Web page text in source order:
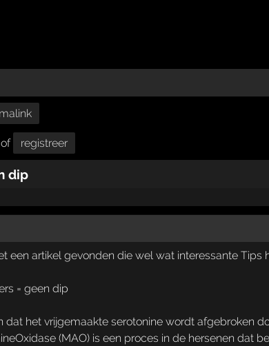
of registreer
dip
een artikel gevonden die wel wat interessante Tips
= geen dip
dat het vrijgemaakte serotonine wordt afgebroken
(MAO) is een proces in de hersenen dat